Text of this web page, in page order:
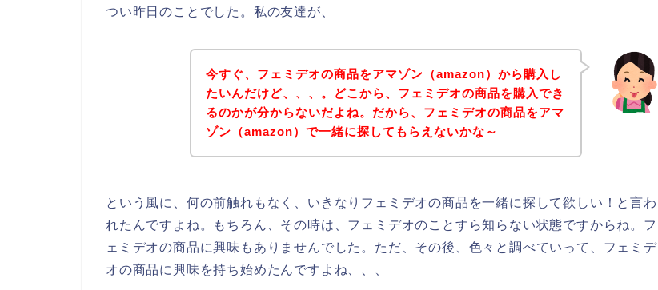
つい昨日のことでした。私の友達が、
今すぐ、フェミデオの商品をアマゾン（amazon）から購入し
たいんだけど、、、。どこから、フェミデオの商品を購入でき
るのかが分からないだよね。だから、フェミデオの商品をアマ
ゾン（amazon）で一緒に探してもらえないかな～
という風に、何の前触れもなく、いきなりフェミデオの商品を一緒に探して欲しい！と言わ
れたんですよね。もちろん、その時は、フェミデオのことすら知らない状態ですからね。フ
ェミデオの商品に興味もありませんでした。ただ、その後、色々と調べていって、フェミデ
オの商品に興味を持ち始めたんですよね、、、